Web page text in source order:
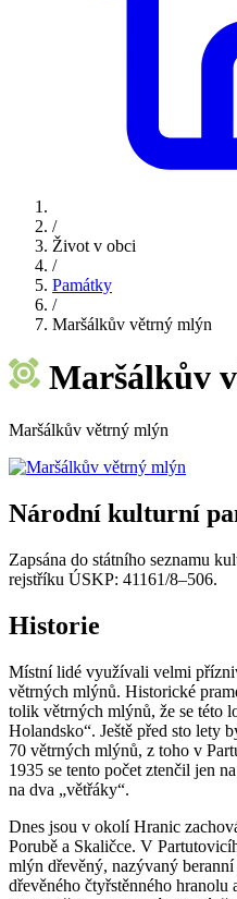
/
Život v obci
/
Památky
/
Maršálkův větrný mlýn
Maršálkův
Maršálkův větrný mlýn
Národní kulturní
Zapsána do státního seznamu
rejstříku ÚSKP: 41161/8–506.
Historie
Místní lidé využívali velmi
větrných mlýnů. Historické
tolik větrných mlýnů, že se této
Holandsko“. Ještě před sto lety
70 větrných mlýnů, z toho v
1935 se tento počet ztenčil jen
na dva „větřáky“.
Dnes jsou v okolí Hranic
Porubě a Skaličce. V
mlýn dřevěný, nazývaný
dřevěného čtyřstěnného hranolu